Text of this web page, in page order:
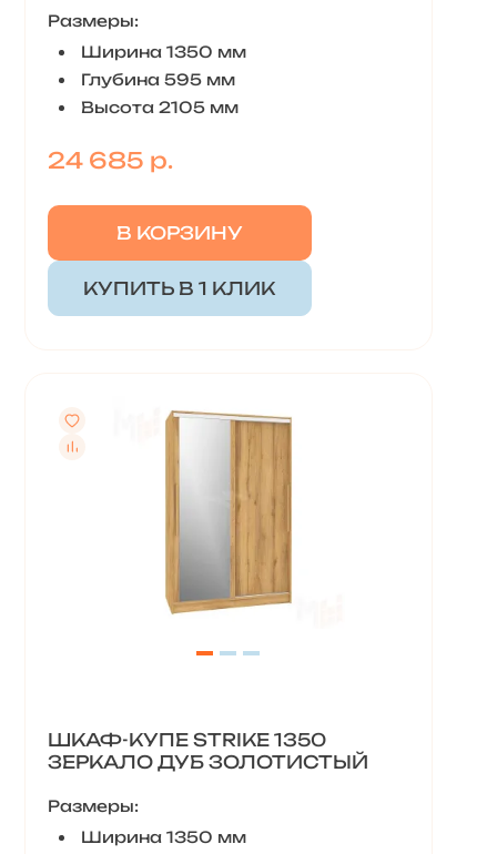
Размеры:
Ширина 1350 мм
Глубина 595 мм
Высота 2105 мм
24 685 р.
В КОРЗИНУ
КУПИТЬ В 1 КЛИК
ШКАФ-КУПЕ STRIKE 1350
ЗЕРКАЛО ДУБ ЗОЛОТИСТЫЙ
Размеры:
Ширина 1350 мм